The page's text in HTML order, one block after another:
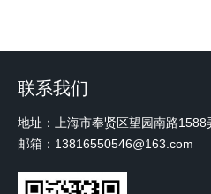
联系我们
邮箱：13816550546@163.com